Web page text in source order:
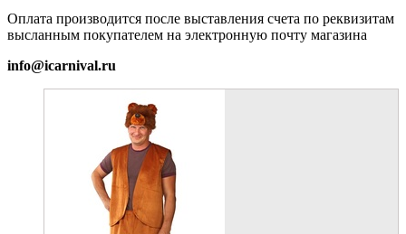
Оплата производится после выставления счета по реквизитам
высланным покупателем на электронную почту магазина
info@icarnival.ru